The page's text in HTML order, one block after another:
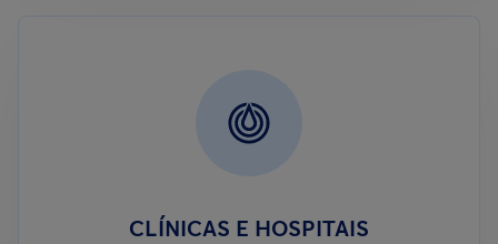
CLÍNICAS E HOSPITAIS